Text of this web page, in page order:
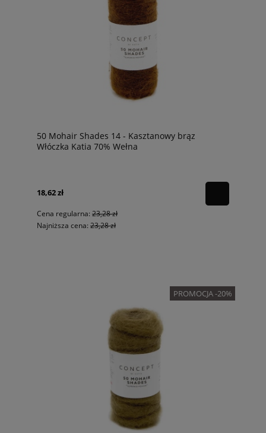
50 Mohair Shades 14 - Kasztanowy brąz
Włóczka Katia 70% Wełna
18,62 zł
Cena regularna: 23,28 zł
Najniższa cena: 23,28 zł
PROMOCJA -20%